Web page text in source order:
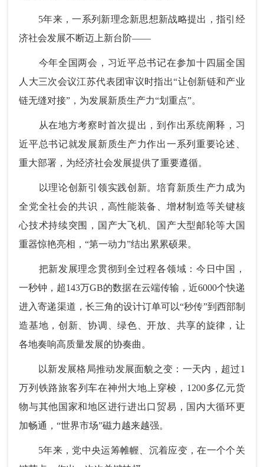
5年来，一系列新理念新思想新战略提出，指引经
济社会发展不断迈上新台阶——
今年全国两会，习近平总书记在参加十四届全国
人大三次会议江苏代表团审议时指出“让创新链和产业
链无缝对接”，为发展新质生产力“划重点”。
从在地方考察时首次提出，到作出系统阐释，习
近平总书记就发展新质生产力作出一系列重要论述、
重大部署，为经济社会发展提供了重要遵循。
以理论创新引领实践创新。培育新质生产力成为
全党全社会的共识，高性能装备、增材制造等关键核
心技术持续突围，国产大飞机、国产大型邮轮等大国
重器惊艳亮相，“第一动力”结出累累硕果。
把新发展理念贯彻到全过程各领域：今日中国，
一秒钟，超143万GB的数据在云端传输，近6000个快递
进入寄递渠道，长三角的设计订单可以“秒传”到西部制
造基地，创新、协调、绿色、开放、共享的旋律，让
各地奏响高质量发展的协奏曲。
以新发展格局推动发展面貌之变：一天内，超过1
万列铁路旅客列车在神州大地上穿梭，1200多亿元货
物与其他国家和地区进行进出口贸易，国内大循环更
加畅通，“世界市场”磁力越来越强。
5年来，党中央运筹帷幄、沉着应变，在一个个关